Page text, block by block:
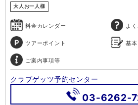
大人お一人様
料金カレンダー よ
ツアーポイント 基
ご案内事項等
クラブゲッツ予約センター
03-6262-